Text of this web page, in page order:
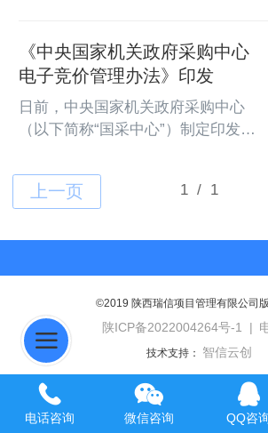
标准框架（征求意见稿）》公开征求
意见的通知　　　　按照《国务院办
公厅关于印发全国深化“放管服”改革
优化营商...
《中央国家机关政府采购中心
电子竞价管理办法》印发
日前，中央国家机关政府采购中心
（以下简称“国采中心”）制定印发了
理办法》（以下简称《办法》）。此
举旨在贯彻落实中央深化政府采购制
性，落实政府采购政策功能，进一步
©2019 陕西瑞信项目管理有限公司
陕ICP备2022004264号-1 |
技术支持： 智信云创
电话咨询 微信咨询 QQ咨